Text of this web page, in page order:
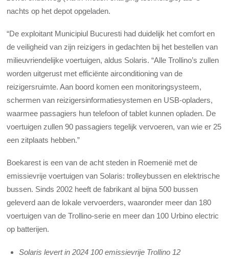
nachts op het depot opgeladen.
“De exploitant Municipiul Bucuresti had duidelijk het comfort en
de veiligheid van zijn reizigers in gedachten bij het bestellen van
milieuvriendelijke voertuigen, aldus Solaris. “Alle Trollino’s zullen
worden uitgerust met efficiënte airconditioning van de
reizigersruimte. Aan boord komen een monitoringsysteem,
schermen van reizigersinformatiesystemen en USB-opladers,
waarmee passagiers hun telefoon of tablet kunnen opladen. De
voertuigen zullen 90 passagiers tegelijk vervoeren, van wie er 25
een zitplaats hebben.”
Boekarest is een van de acht steden in Roemenië met de
emissievrije voertuigen van Solaris: trolleybussen en elektrische
bussen. Sinds 2002 heeft de fabrikant al bijna 500 bussen
geleverd aan de lokale vervoerders, waaronder meer dan 180
voertuigen van de Trollino-serie en meer dan 100 Urbino electric
op batterijen.
Solaris levert in 2024 100 emissievrije Trollino 12